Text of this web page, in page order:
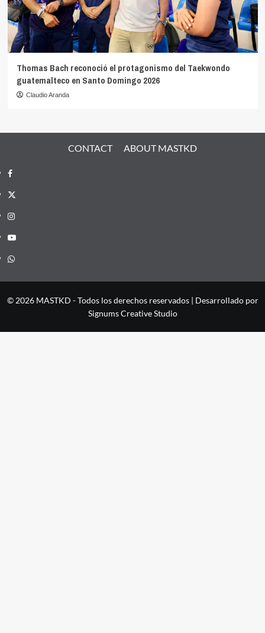
Thomas Bach reconoció el protagonismo del Taekwondo
guatemalteco en Santo Domingo 2026
Claudio Aranda
CONTACT ABOUT MASTKD
Facebook
X
Instagram
YouTube
Whatsapp